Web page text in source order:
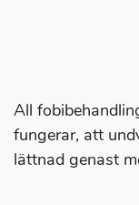
All
fungerar, att
lättnad genast